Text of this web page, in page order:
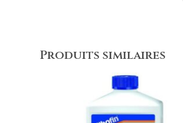
Produits similaires